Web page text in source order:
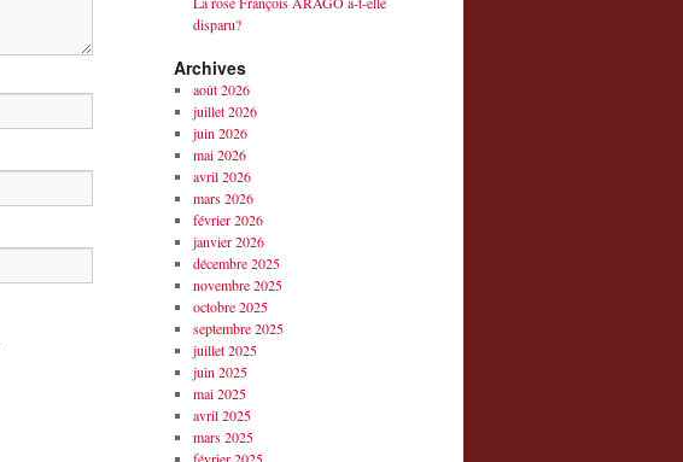
disparu?
Archives
août 2026
juillet 2026
juin 2026
mai 2026
avril 2026
mars 2026
février 2026
janvier 2026
décembre 2025
novembre 2025
octobre 2025
septembre 2025
juillet 2025
juin 2025
mai 2025
avril 2025
mars 2025
février 2025